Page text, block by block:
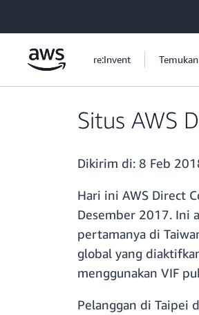
re:Invent
Situs AWS
Dikirim di: 8 Feb
Hari ini AWS Direct
Desember 2017. Ini
pertamanya di
global yang
menggunakan VIF
Pelanggan di Taipei